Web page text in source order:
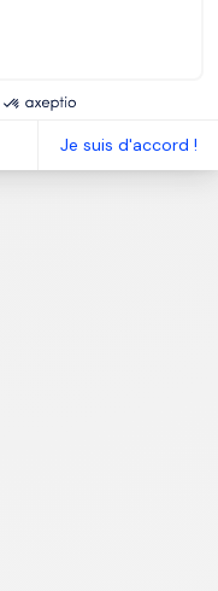
Je suis d'accord !